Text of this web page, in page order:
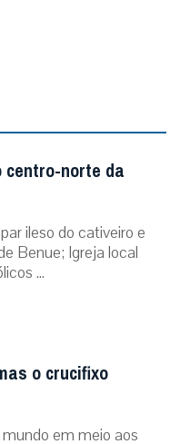
norte da
ileso do cativeiro e
Benue; Igreja local
...
o crucifixo
em meio aos